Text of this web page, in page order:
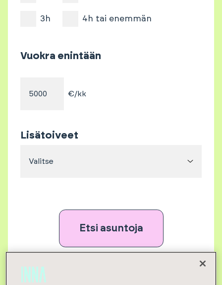
3h 4h tai enemmän
Vuokra enintään
€/kk
Lisätoiveet
Valitse
Etsi asuntoja